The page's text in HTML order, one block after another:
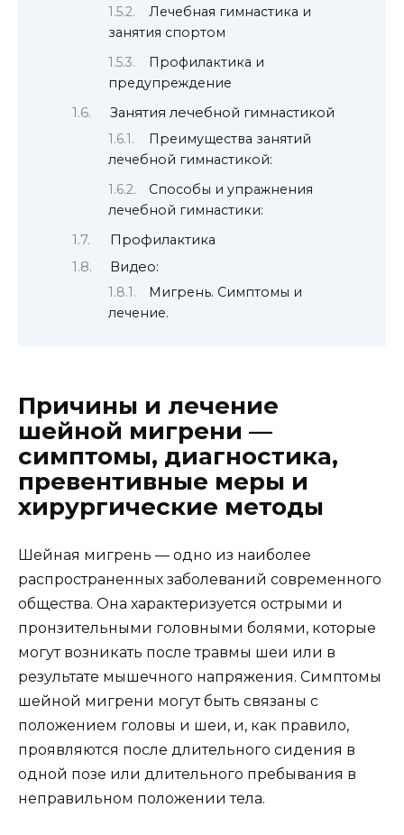
Лечебная гимнастика и
занятия спортом
Профилактика и
предупреждение
Занятия лечебной гимнастикой
Преимущества занятий
лечебной гимнастикой:
Способы и упражнения
лечебной гимнастики:
Профилактика
Видео:
Мигрень. Симптомы и
лечение.
Причины и лечение
шейной мигрени —
симптомы, диагностика,
превентивные меры и
хирургические методы
Шейная мигрень — одно из наиболее
распространенных заболеваний современного
общества. Она характеризуется острыми и
пронзительными головными болями, которые
могут возникать после травмы шеи или в
результате мышечного напряжения. Симптомы
шейной мигрени могут быть связаны с
положением головы и шеи, и, как правило,
проявляются после длительного сидения в
одной позе или длительного пребывания в
неправильном положении тела.